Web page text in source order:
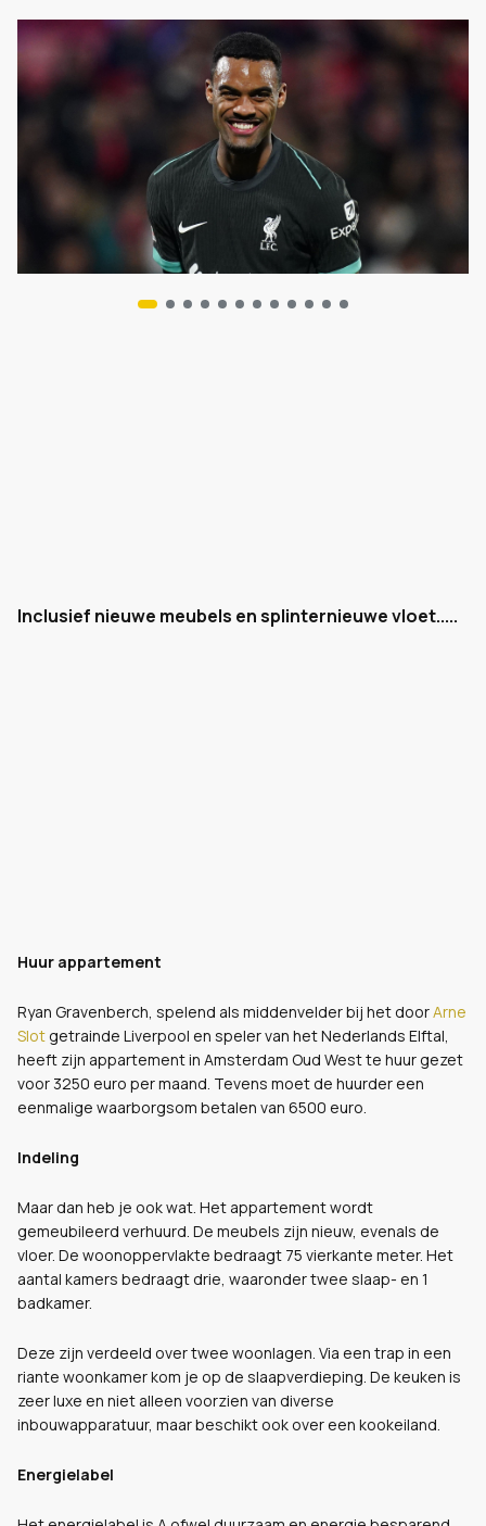
Inclusief nieuwe meubels en splinternieuwe vloet.....
Huur appartement
Ryan Gravenberch, spelend als middenvelder bij het doorArne
Slot getrainde Liverpool en speler van het Nederlands Elftal,
heeft zijn appartement in Amsterdam Oud West te huur gezet
voor 3250 euro per maand. Tevens moet de huurder een
eenmalige waarborgsom betalen van 6500 euro.
Indeling
Maar dan heb je ook wat. Het appartement wordt
gemeubileerd verhuurd. De meubels zijn nieuw, evenals de
vloer. De woonoppervlakte bedraagt 75 vierkante meter. Het
aantal kamers bedraagt drie, waaronder twee slaap- en 1
badkamer.
Deze zijn verdeeld over twee woonlagen. Via een trap in een
riante woonkamer kom je op de slaapverdieping. De keuken is
zeer luxe en niet alleen voorzien van diverse
inbouwapparatuur, maar beschikt ook over een kookeiland.
Energielabel